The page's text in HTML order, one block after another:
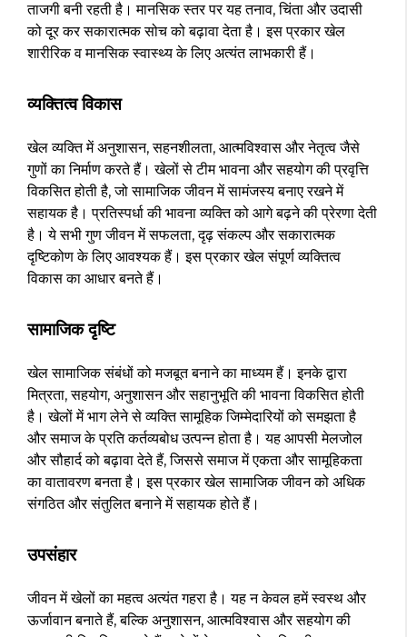
ताजगी बनी रहती है। मानसिक स्तर पर यह तनाव, चिंता और उदासी
को दूर कर सकारात्मक सोच को बढ़ावा देता है। इस प्रकार खेल
शारीरिक व मानसिक स्वास्थ्य के लिए अत्यंत लाभकारी हैं।
व्यक्तित्व विकास
खेल व्यक्ति में अनुशासन, सहनशीलता, आत्मविश्वास और नेतृत्व जैसे
गुणों का निर्माण करते हैं। खेलों से टीम भावना और सहयोग की प्रवृत्ति
विकसित होती है, जो सामाजिक जीवन में सामंजस्य बनाए रखने में
सहायक है। प्रतिस्पर्धा की भावना व्यक्ति को आगे बढ़ने की प्रेरणा देती
है। ये सभी गुण जीवन में सफलता, दृढ़ संकल्प और सकारात्मक
दृष्टिकोण के लिए आवश्यक हैं। इस प्रकार खेल संपूर्ण व्यक्तित्व
विकास का आधार बनते हैं।
सामाजिक दृष्टि
खेल सामाजिक संबंधों को मजबूत बनाने का माध्यम हैं। इनके द्वारा
मित्रता, सहयोग, अनुशासन और सहानुभूति की भावना विकसित होती
है। खेलों में भाग लेने से व्यक्ति सामूहिक जिम्मेदारियों को समझता है
और समाज के प्रति कर्तव्यबोध उत्पन्न होता है। यह आपसी मेलजोल
और सौहार्द को बढ़ावा देते हैं, जिससे समाज में एकता और सामूहिकता
का वातावरण बनता है। इस प्रकार खेल सामाजिक जीवन को अधिक
संगठित और संतुलित बनाने में सहायक होते हैं।
उपसंहार
जीवन में खेलों का महत्व अत्यंत गहरा है। यह न केवल हमें स्वस्थ और
ऊर्जावान बनाते हैं, बल्कि अनुशासन, आत्मविश्वास और सहयोग की